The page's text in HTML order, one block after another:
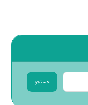
جستجو